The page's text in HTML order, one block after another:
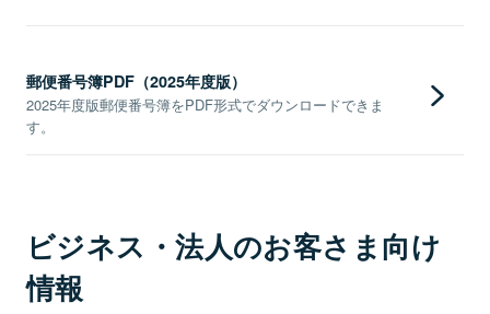
郵便番号簿PDF（2025年度版）
2025年度版郵便番号簿をPDF形式でダウンロードできま
す。
ビジネス・法人のお客さま向け
情報